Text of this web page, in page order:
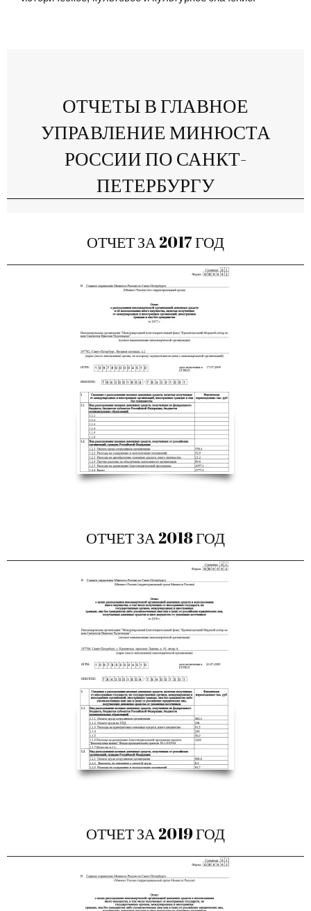
ОТЧЕТЫ В ГЛАВНОЕ
УПРАВЛЕНИЕ МИНЮСТА
РОССИИ ПО САНКТ-
ПЕТЕРБУРГУ
ОТЧЕТ ЗА 2017 ГОД
ОТЧЕТ ЗА 2018 ГОД
ОТЧЕТ ЗА 2019 ГОД